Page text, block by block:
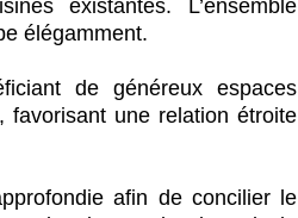
existantes. L’ensemble
élégamment.
de généreux espaces
une relation étroite
afin de concilier le